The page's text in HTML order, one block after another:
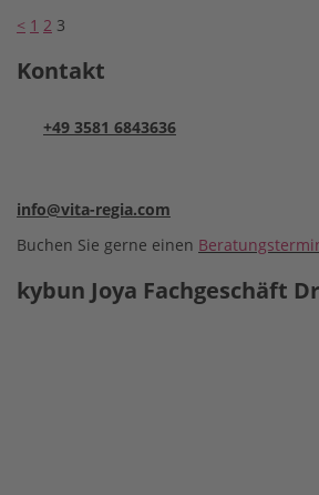
Seitennummerierung
der
Beiträge
< 1 2 3
Kontakt
+49 3581 6843636
info@vita-regia.com
Buchen Sie gerne einen
kybun Joya Fachgeschäft